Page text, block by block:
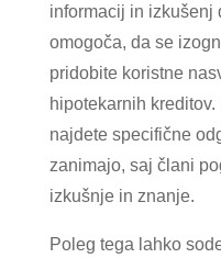
informacij in izkušenj
omogoča, da se
pridobite koristne
hipotekarnih
najdete specifične
zanimajo, saj člani
izkušnje in znanje.
Poleg tega lahko